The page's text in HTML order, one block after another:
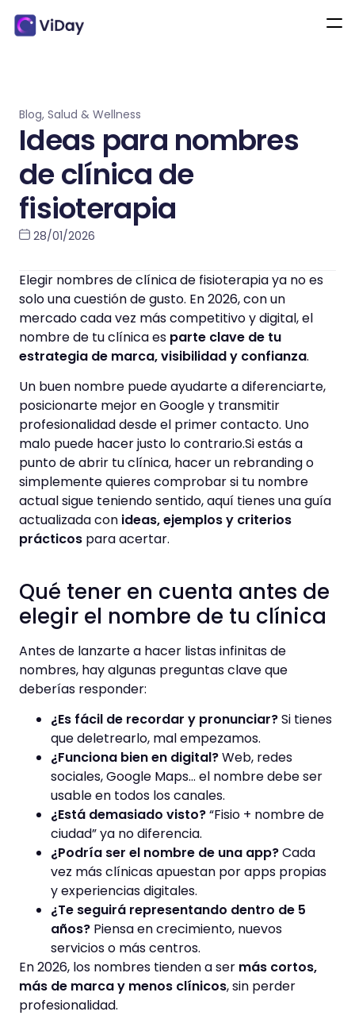
Blog, Salud & Wellness
Ideas para nombres
de clínica de
fisioterapia
28/01/2026
Elegir nombres de clínica de fisioterapia ya no es
solo una cuestión de gusto. En 2026, con un
mercado cada vez más competitivo y digital, el
nombre de tu clínica es parte clave de tu
estrategia de marca, visibilidad y confianza.
Un buen nombre puede ayudarte a diferenciarte,
posicionarte mejor en Google y transmitir
profesionalidad desde el primer contacto. Uno
malo puede hacer justo lo contrario.Si estás a
punto de abrir tu clínica, hacer un rebranding o
simplemente quieres comprobar si tu nombre
actual sigue teniendo sentido, aquí tienes una guía
actualizada con ideas, ejemplos y criterios
prácticos para acertar.
Qué tener en cuenta antes de
elegir el nombre de tu clínica
Antes de lanzarte a hacer listas infinitas de
nombres, hay algunas preguntas clave que
deberías responder:
¿Es fácil de recordar y pronunciar?Si tienes
que deletrearlo, mal empezamos.
¿Funciona bien en digital?Web, redes
sociales, Google Maps… el nombre debe ser
usable en todos los canales.
¿Está demasiado visto?“Fisio + nombre de
ciudad” ya no diferencia.
¿Podría ser el nombre de una app?Cada
vez más clínicas apuestan por apps propias
y experiencias digitales.
¿Te seguirá representando dentro de 5
años? Piensa en crecimiento, nuevos
servicios o más centros.
En 2026, los nombres tienden a ser más cortos,
más de marca y menos clínicos, sin perder
profesionalidad.